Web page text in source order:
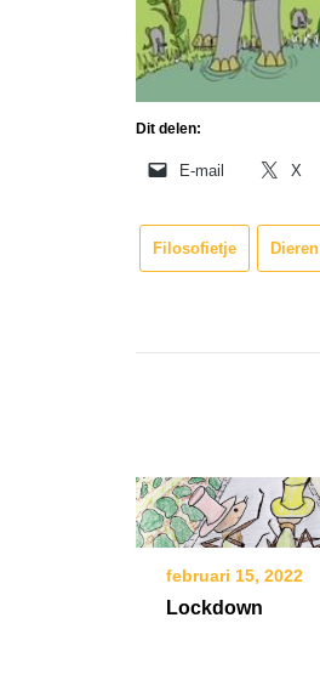
Dit delen:
E-mail X
Filosofietje Dieren
februari 15, 2022
Lockdown